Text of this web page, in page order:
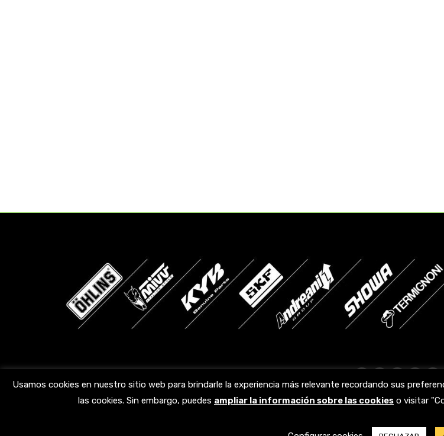
Facebook
page
X
page
in
YouTube
page
in
page
in
in
Usamos cookies en nuestro sitio web para brindarle la experiencia más relevante recordando sus
las cookies. Sin embargo, puedes ampliar la información sobre las cookies o visitar